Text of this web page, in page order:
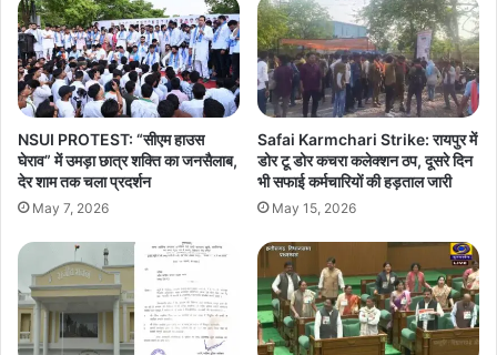
NSUI PROTEST: “सीएम हाउस
घेराव” में उमड़ा छात्र शक्ति का जनसैलाब,
देर शाम तक चला प्रदर्शन
May 7, 2026
Safai Karmchari Strike: रायपुर में
डोर टू डोर कचरा कलेक्शन ठप, दूसरे दिन
भी सफाई कर्मचारियों की हड़ताल जारी
May 15, 2026